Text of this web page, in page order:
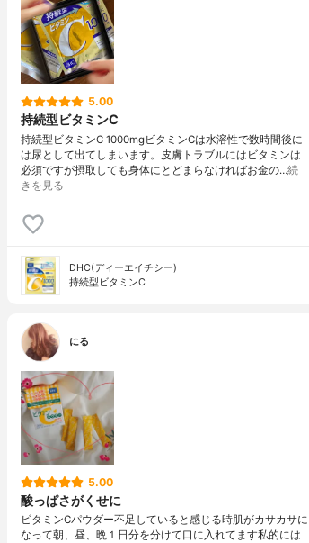
5.00
持続型ビタミンC
持続型ビタミンC 1000mgビタミンCは水溶性で数時間後に
は尿として出てしまいます。皮膚トラブルにはビタミンは
必須ですが摂取しても身体にとどまらなければお金の…続
きを見る
DHC(ディーエイチシー)
持続型ビタミンC
にる
5.00
酸っぱさがくせに
ビタミンCパウダー不足していると感じる時肌がカサカサに
なって朝、昼、晩１日分を分けて口に入れてます私的には